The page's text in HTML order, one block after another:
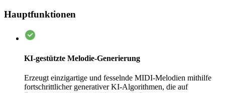
Hauptfunktionen
KI-gestützte Melodie-Generierung
Erzeugt einzigartige und fesselnde MIDI-Melodien mithilfe
fortschrittlicher generativer KI-Algorithmen, die auf